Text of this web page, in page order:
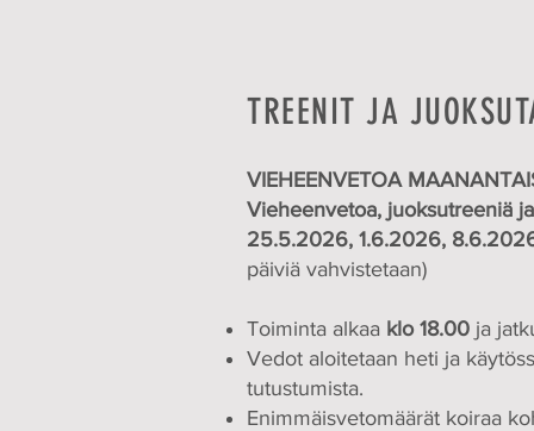
TREENIT JA
VIEHEENVETOA
Vieheenvetoa, juoksutreeniä
25.5.2026, 1.6.2026,
päiviä vahvistetaan)
Toiminta alkaa klo 18.00 ja
Vedot aloitetaan heti ja
tutustumista.
Enimmäisvetomäärät koiraa